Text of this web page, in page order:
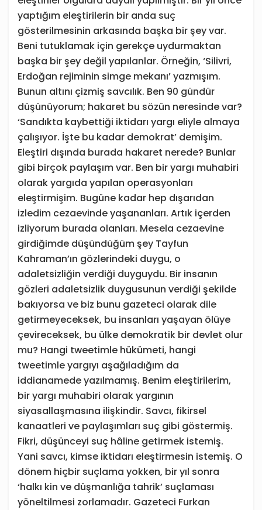
yaptığım eleştirilerin bir anda suç
gösterilmesinin arkasında başka bir şey var.
Beni tutuklamak için gerekçe uydurmaktan
başka bir şey değil yapılanlar. Örneğin, ‘Silivri,
Erdoğan rejiminin simge mekanı’ yazmışım.
Bunun altını çizmiş savcılık. Ben 90 gündür
düşünüyorum; hakaret bu sözün neresinde var?
‘Sandıkta kaybettiği iktidarı yargı eliyle almaya
çalışıyor. İşte bu kadar demokrat’ demişim.
Eleştiri dışında burada hakaret nerede? Bunlar
gibi birçok paylaşım var. Ben bir yargı muhabiri
olarak yargıda yapılan operasyonları
eleştirmişim. Bugüne kadar hep dışarıdan
izledim cezaevinde yaşananları. Artık içerden
izliyorum burada olanları. Mesela cezaevine
girdiğimde düşündüğüm şey Tayfun
Kahraman’ın gözlerindeki duygu, o
adaletsizliğin verdiği duyguydu. Bir insanın
gözleri adaletsizlik duygusunun verdiği şekilde
bakıyorsa ve biz bunu gazeteci olarak dile
getirmeyeceksek, bu insanları yaşayan ölüye
çevireceksek, bu ülke demokratik bir devlet olur
mu? Hangi tweetimle hükümeti, hangi
tweetimle yargıyı aşağıladığım da
iddianamede yazılmamış. Benim eleştirilerim,
bir yargı muhabiri olarak yargının
siyasallaşmasına ilişkindir. Savcı, fikirsel
kanaatleri ve paylaşımları suç gibi göstermiş.
Fikri, düşünceyi suç hâline getirmek istemiş.
Yani savcı, kimse iktidarı eleştirmesin istemiş. O
dönem hiçbir suçlama yokken, bir yıl sonra
‘halkı kin ve düşmanlığa tahrik’ suçlaması
yöneltilmesi zorlamadır. Gazeteci Furkan